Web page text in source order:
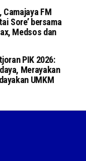
Camajaya FM
Sore’ bersama
Medsos dan
PIK 2026:
Merayakan
UMKM